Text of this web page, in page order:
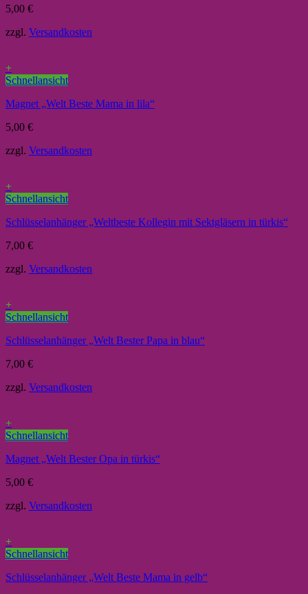
5,00 €
zzgl. Versandkosten
+
Schnellansicht
Magnet „Welt Beste Mama in lila“
5,00 €
zzgl. Versandkosten
+
Schnellansicht
Schlüsselanhänger „Weltbeste Kollegin mit Sektgläsern in türkis“
7,00 €
zzgl. Versandkosten
+
Schnellansicht
Schlüsselanhänger „Welt Bester Papa in blau“
7,00 €
zzgl. Versandkosten
+
Schnellansicht
Magnet „Welt Bester Opa in türkis“
5,00 €
zzgl. Versandkosten
+
Schnellansicht
Schlüsselanhänger „Welt Beste Mama in gelb“